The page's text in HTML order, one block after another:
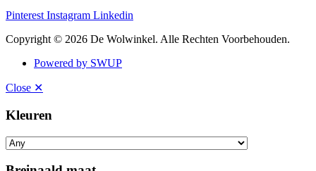
Pinterest Instagram Linkedin
Copyright © 2026 De Wolwinkel. Alle Rechten Voorbehouden.
Powered by SWUP
Close ✕
Kleuren